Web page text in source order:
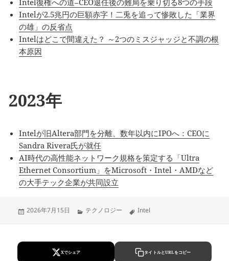
Intelが2.5兆円の巨額赤字！二兎を追って惨敗した「業界
の雄」の反省点
Intelはどこで間違えた？ ～2つのミスジャッジと不調の根
本原因
2023年
Intelが旧Altera部門を分離、数年以内にIPOへ：CEOに
Sandra Rivera氏が就任
AI時代の高性能ネットワーク規格を策定する「Ultra
Ethernet Consortium」をMicrosoft・Intel・AMDなど
の大手テック企業が共同設立
Updated
2026年7月15日 Categories
テクノロジー Tags
Intel
Xでシェア タイトルとURLをコピー